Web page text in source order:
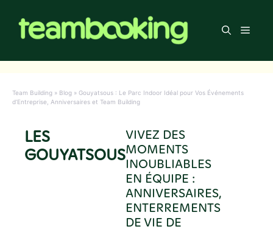
contenu
Menu
Team Building » Blog » Gouyatsous : Le Parc Indoor Idéal pour Vos Événements
d’Entreprise, Anniversaires et Team Building
LES
GOUYATSOUS
VIVEZ DES
MOMENTS
INOUBLIABLES
EN ÉQUIPE :
ANNIVERSAIRES,
ENTERREMENTS
DE VIE DE